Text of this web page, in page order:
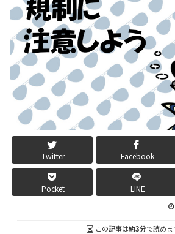
Twitter Facebook
Pocket LINE
この記事は約3分で読めま